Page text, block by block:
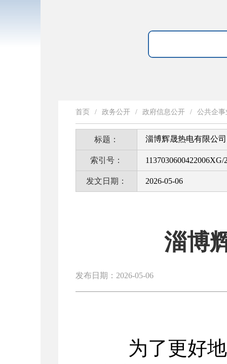
首页 / 政务公开 / 政府信息公开 / 公共企
标题： 淄博辉晟热电有限公司
索引号： 1137030600422006XG/
发文日期： 2026-05-06
淄博
发布日期：2026-05-06
为了更好地